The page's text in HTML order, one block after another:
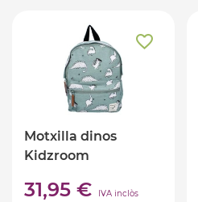
Motxilla dinos
Kidzroom
31,95 € IVA inclòs